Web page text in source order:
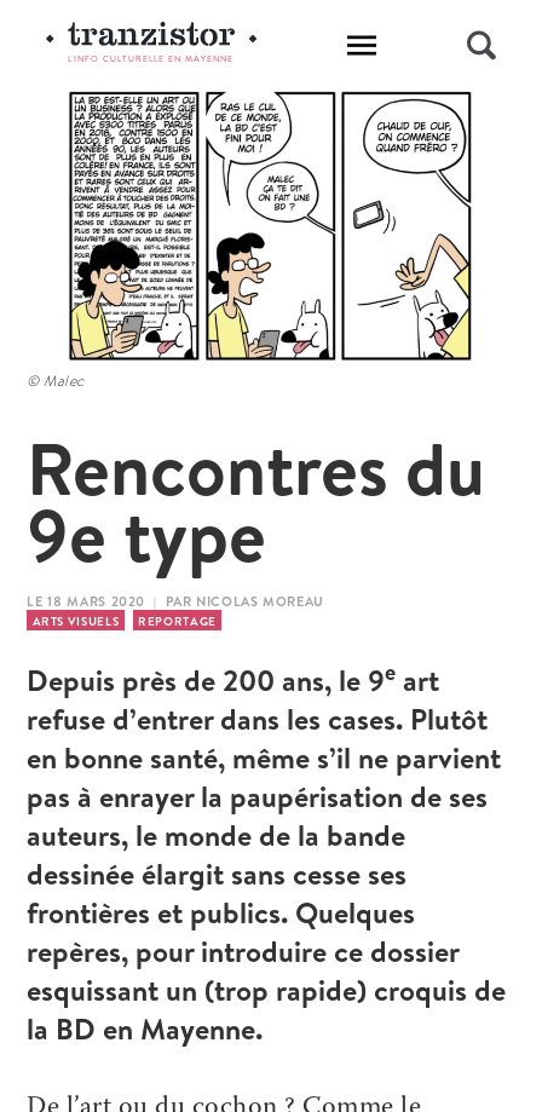
L'INFO CULTURELLE EN MAYENNE
© Malec
Rencontres du
9e type
LE 18 MARS 2020 | PAR NICOLAS MOREAU
ARTS VISUELS REPORTAGE
Depuis près de 200 ans, le 9e art
refuse d’entrer dans les cases. Plutôt
en bonne santé, même s’il ne parvient
pas à enrayer la paupérisation de ses
auteurs, le monde de la bande
dessinée élargit sans cesse ses
frontières et publics. Quelques
repères, pour introduire ce dossier
esquissant un (trop rapide) croquis de
la BD en Mayenne.